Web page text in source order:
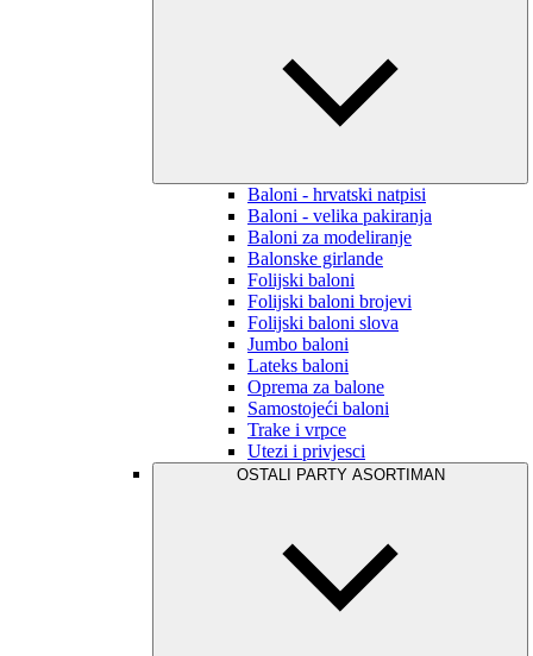
Baloni - hrvatski natpisi
Baloni - velika pakiranja
Baloni za modeliranje
Balonske girlande
Folijski baloni
Folijski baloni brojevi
Folijski baloni slova
Jumbo baloni
Lateks baloni
Oprema za balone
Samostojeći baloni
Trake i vrpce
Utezi i privjesci
OSTALI PARTY ASORTIMAN